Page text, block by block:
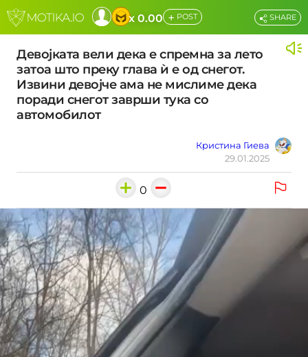
x 0.00 + POST
Девојката вели дека е спремна за лето
затоа што преку глава ѝ е од снегот.
Извини девојче ама не мислиме дека
поради снегот заврши тука со
автомобилот
Кристина Гиева
29.01.2025
SHARE
0